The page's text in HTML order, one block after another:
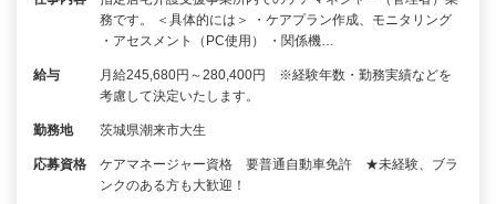
務です。 ＜具体的には＞ ・ケアプラン作成、モニタリング
・アセスメント（PC使用） ・関係機…
給与
月給245,680円～280,400円 ※経験年数・勤務実績などを
考慮して決定いたします。
勤務地 茨城県潮来市大生
応募資格
ケアマネージャー資格 要普通自動車免許 ★未経験、ブラ
ンクのある方も大歓迎！